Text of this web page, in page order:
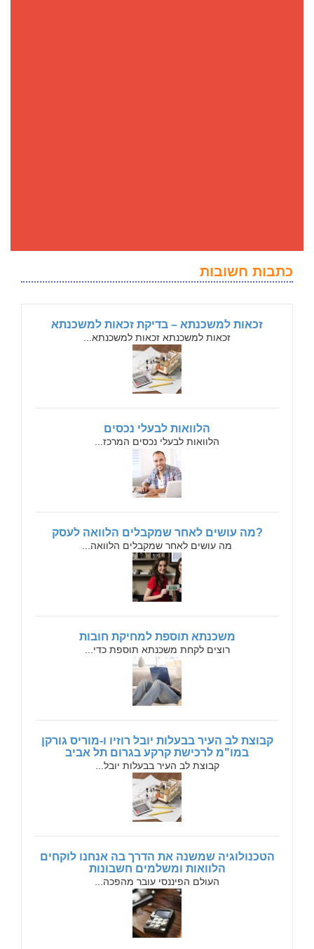
כתבות חשובות
זכאות למשכנתא – בדיקת זכאות למשכנתא
זכאות למשכנתא זכאות למשכנתא...
הלוואות לבעלי נכסים
הלוואות לבעלי נכסים המרכז...
?מה עושים לאחר שמקבלים הלוואה לעסק
מה עושים לאחר שמקבלים הלוואה...
משכנתא תוספת למחיקת חובות
רוצים לקחת משכנתא תוספת כדי...
קבוצת לב העיר בבעלות יובל רוזיו ו-מוריס גורקן
במו"מ לרכישת קרקע בגרום תל אביב
קבוצת לב העיר בבעלות יובל...
הטכנולוגיה שמשנה את הדרך בה אנחנו לוקחים
הלוואות ומשלמים חשבונות
העולם הפיננסי עובר מהפכה...